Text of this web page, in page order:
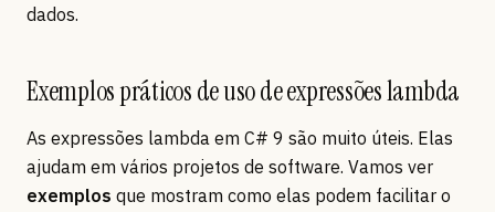
dados.
Exemplos práticos de uso de expressões lambda
As expressões lambda em C# 9 são muito úteis. Elas
ajudam em vários projetos de software. Vamos ver
exemplos que mostram como elas podem facilitar o